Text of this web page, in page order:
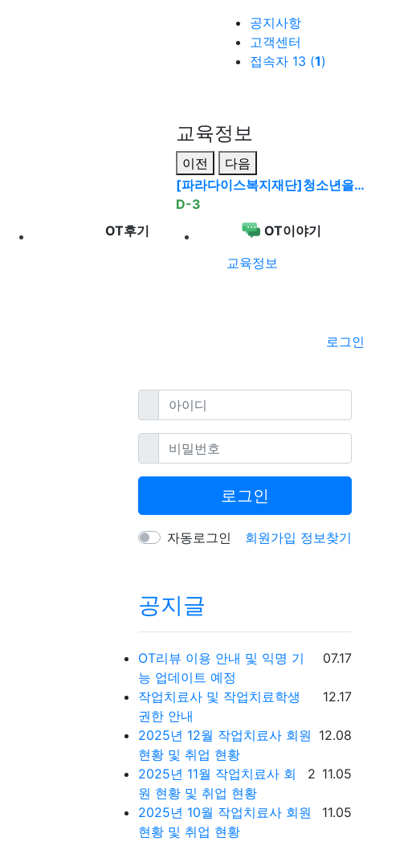
공지사항
고객센터
접속자 13 (1)
교육정보
이전
다음
[파라다이스복지재단]청소년을…
D-3
OT후기
OT이야기
교육정보
로그인
아이디필수
비밀번호필수
로그인
자동로그인 회원가입 정보찾기
공지글
등록일
07.17
OT리뷰 이용 안내 및 익명 기
능 업데이트 예정
등록일
12.17
작업치료사 및 작업치료학생
권한 안내
등록일
12.08
2025년 12월 작업치료사 회원
현황 및 취업 현황
등록일
11.05
2025년 11월 작업치료사 회
원 현황 및 취업 현황
댓글
2
등록일
11.05
2025년 10월 작업치료사 회원
현황 및 취업 현황